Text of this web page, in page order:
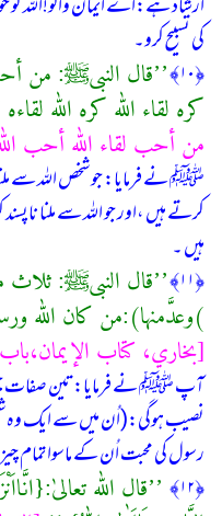
کی تسبیح کرو۔
﴿۱۰﴾
’’قال النبیﷺ: من
كره لقاء اللّٰه كره اللّٰه
من أحب لقاء اللہ أحب اللہ لقاءہ،
ﷺ نے فرمایا: جو شخص اللہ سے
كرتے ہیں ،اور جو اللہ سے ملنا
ہیں ۔
﴿۱۱﴾
’’قال النبیﷺ:
(وعدَّمنها):من كان اللّٰه
[بخاري، كتاب الإیمان،باب
آپ ﷺ نے فرمایا:تین صفات جس
نصیب ہوگی:(اُن میں سے ایك وہ
رسول كی محبت اُن كے ماسوا تمام
﴿۱۲﴾
’’قال اللّٰه